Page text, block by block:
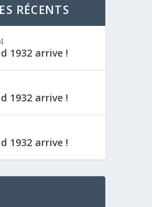
RÉCENTS
1932 arrive !
1932 arrive !
1932 arrive !